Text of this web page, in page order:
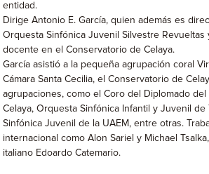
entidad.
Dirige Antonio E. García, quien además es
Orquesta Sinfónica Juvenil Silvestre
docente en el Conservatorio de Celaya.
García asistió a la pequeña agrupación coral
Cámara Santa Cecilia, el Conservatorio de
agrupaciones, como el Coro del Diplomado
Celaya, Orquesta Sinfónica Infantil y Juvenil
Sinfónica Juvenil de la UAEM, entre otras.
internacional como Alon Sariel y Michael
italiano Edoardo Catemario.